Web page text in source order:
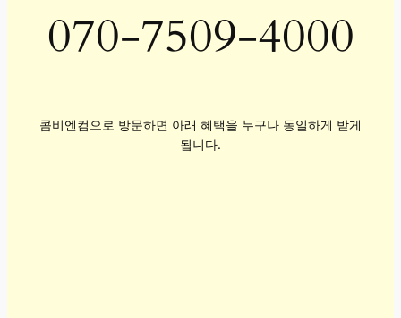
070-7509-4000
콤비엔컴으로 방문하면 아래 혜택을 누구나 동일하게 받게
됩니다.